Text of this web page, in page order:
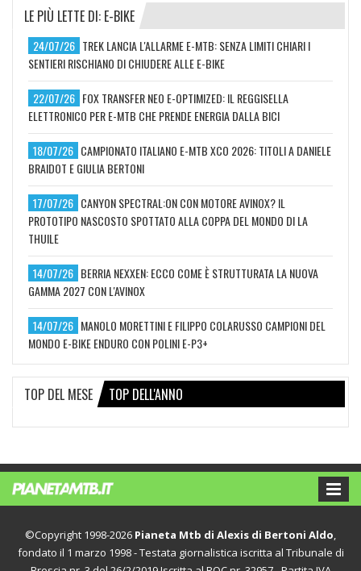
LE PIÙ LETTE DI: E-BIKE
24/07/26 TREK LANCIA L'ALLARME E-MTB: SENZA LIMITI CHIARI I
SENTIERI RISCHIANO DI CHIUDERE ALLE E-BIKE
22/07/26 FOX TRANSFER NEO E-OPTIMIZED: IL REGGISELLA
ELETTRONICO PER E-MTB CHE PRENDE ENERGIA DALLA BICI
18/07/26 CAMPIONATO ITALIANO E-MTB XCO 2026: TITOLI A DANIELE
BRAIDOT E GIULIA BERTONI
17/07/26 CANYON SPECTRAL:ON CON MOTORE AVINOX? IL
PROTOTIPO NASCOSTO SPOTTATO ALLA COPPA DEL MONDO DI LA
THUILE
14/07/26 BERRIA NEXXEN: ECCO COME È STRUTTURATA LA NUOVA
GAMMA 2027 CON L'AVINOX
14/07/26 MANOLO MORETTINI E FILIPPO COLARUSSO CAMPIONI DEL
MONDO E-BIKE ENDURO CON POLINI E-P3+
TOP DEL MESE TOP DELL'ANNO
©Copyright 1998-2026 Pianeta Mtb di Alexis di Bertoni Aldo,
fondato il 1 marzo 1998 - Testata giornalistica iscritta al Tribunale di